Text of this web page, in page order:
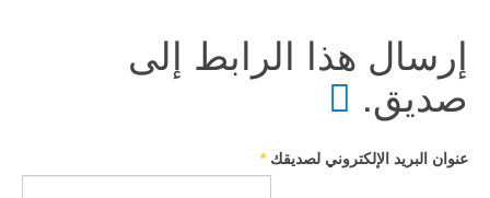
إرسال هذا الرابط إلى
صديق.
عنوان البريد الإلكتروني لصديقك *